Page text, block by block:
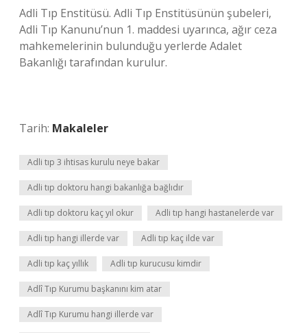
Adli Tıp Enstitüsü. Adli Tıp Enstitüsünün şubeleri,
Adli Tıp Kanunu’nun 1. maddesi uyarınca, ağır ceza
mahkemelerinin bulunduğu yerlerde Adalet
Bakanlığı tarafından kurulur.
Tarih: Makaleler
Adli tıp 3 ihtisas kurulu neye bakar
Adli tıp doktoru hangi bakanlığa bağlıdır
Adli tıp doktoru kaç yıl okur Adli tıp hangi hastanelerde var
Adli tıp hangi illerde var Adli tıp kaç ilde var
Adli tıp kaç yıllık Adli tıp kurucusu kimdir
Adlî Tıp Kurumu başkanını kim atar
Adlî Tıp Kurumu hangi illerde var